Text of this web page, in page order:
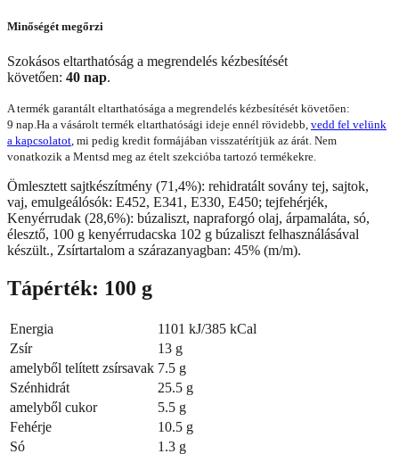
Minőségét megőrzi
Szokásos eltarthatóság a megrendelés kézbesítését
követően: 40 nap.
A termék garantált eltarthatósága a megrendelés kézbesítését követően:
9 nap.Ha a vásárolt termék eltarthatósági ideje ennél rövidebb, vedd fel velünk
a kapcsolatot, mi pedig kredit formájában visszatérítjük az árát. Nem
vonatkozik a Mentsd meg az ételt szekcióba tartozó termékekre.
Ömlesztett sajtkészítmény (71,4%): rehidratált sovány tej, sajtok,
vaj, emulgeálósók: E452, E341, E330, E450; tejfehérjék,
Kenyérrudak (28,6%): búzaliszt, napraforgó olaj, árpamaláta, só,
élesztő, 100 g kenyérrudacska 102 g búzaliszt felhasználásával
készült., Zsírtartalom a szárazanyagban: 45% (m/m).
Tápérték: 100 g
Energia
1101 kJ/385 kCal
Zsír
13 g
amelyből telített zsírsavak 7.5 g
Szénhidrát
25.5 g
amelyből cukor
5.5 g
Fehérje
10.5 g
Só
1.3 g